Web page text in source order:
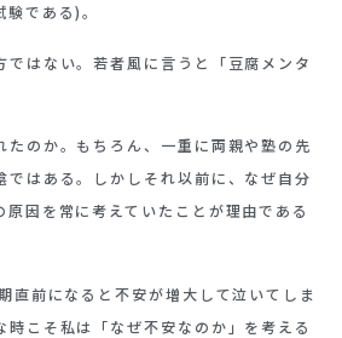
である)。
ではない。若者風に言うと「豆腐メンタ
たのか。もちろん、一重に両親や塾の先
ではある。しかしそれ以前に、なぜ自分
因を常に考えていたことが理由である
直前になると不安が増大して泣いてしま
時こそ私は「なぜ不安なのか」を考える